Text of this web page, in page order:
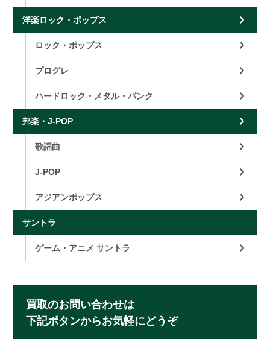
洋楽ロック・ポップス
ロック・ポップス
プログレ
ハードロック・メタル・パンク
邦楽・J-POP
歌謡曲
J-POP
アジアンポップス
サントラ
ゲーム・アニメ サントラ
買取のお問い合わせは
下記ボタンからお気軽にどうぞ